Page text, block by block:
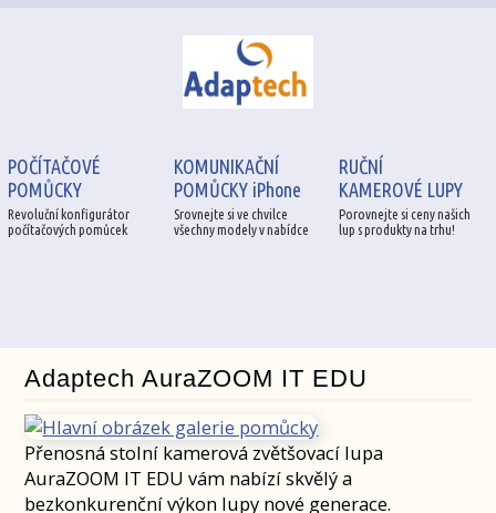
POČÍTAČOVÉ
POMŮCKY
Revoluční konfigurátor
počítačových pomůcek
KOMUNIKAČNÍ
POMŮCKY iPhone
Srovnejte si ve chvilce
všechny modely v nabídce
RUČNÍ
KAMEROVÉ LUPY
Porovnejte si ceny našich
lup s produkty na trhu!
Adaptech AuraZOOM IT EDU
Přenosná stolní kamerová zvětšovací lupa
AuraZOOM IT EDU vám nabízí skvělý a
bezkonkurenční výkon lupy nové generace.